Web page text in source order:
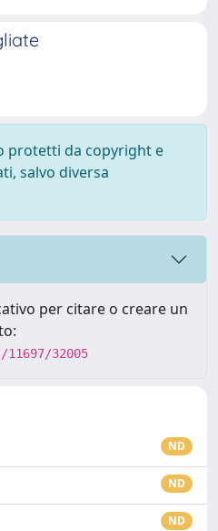
protetti da copyright e
salvo diversa
per citare o creare un
32005
ND
ND
ND